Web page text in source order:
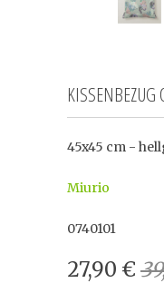
KISSENBEZUG
45x45 cm -
Miurio
0740101
27,90 €